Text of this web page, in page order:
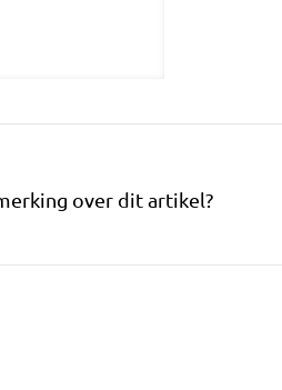
over dit artikel?